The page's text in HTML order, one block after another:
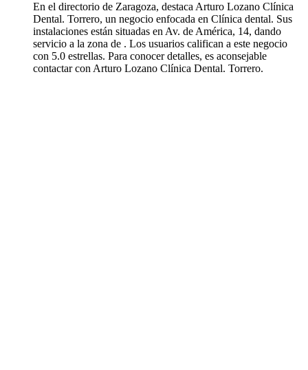
En el directorio de Zaragoza, destaca Arturo Lozano Clínica
Dental. Torrero, un negocio enfocada en Clínica dental. Sus
instalaciones están situadas en Av. de América, 14, dando
servicio a la zona de . Los usuarios califican a este negocio
con 5.0 estrellas. Para conocer detalles, es aconsejable
contactar con Arturo Lozano Clínica Dental. Torrero.